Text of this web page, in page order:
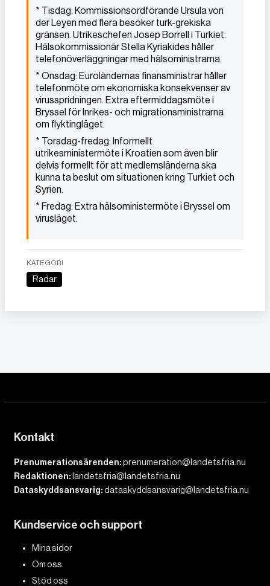
* Tisdag: Kommissionsordförande Ursula von
der Leyen med flera besöker turk-grekiska
gränsen. Utrikeschefen Josep Borrell i Turkiet.
Hälsokommissionär Stella Kyriakides håller
telefonöverläggningar med hälsoministrarna.
* Onsdag: Euroländernas finansministrar håller
telefonmöte om ekonomiska konsekvenser av
virusspridningen. Extra eftermiddagsmöte i
Bryssel för Inrikes- och migrationsministrarna
om flyktingläget.
* Torsdag-fredag: Informellt
utrikesministermöte i Kroatien som även blir
delvis formellt för att medlemsländerna ska
kunna ta beslut om situationen kring Turkiet och
Syrien.
* Fredag: Extra hälsoministermöte i Bryssel om
virusläget.
KATEGORI
Radar
Kontakt
Prenumerationsärenden:prenumeration@landetsfria.nu
Redaktionen: landetsfria@landetsfria.nu
Dataskyddsansvarig:dataskyddsansvarig@landetsfria.nu
Kundservice och support
Mina sidor
Om oss
Stöd oss